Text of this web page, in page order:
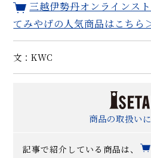
三越伊勢丹オンラインス
てみやげの人気商品はこちら
文：KWC
商品の取扱い
記事で紹介している商品は、